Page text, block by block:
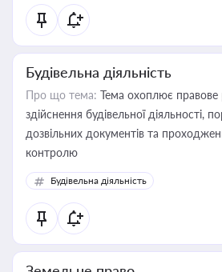
статусу суб'єктів оціночної діяльності
Будівельна діяльність
Про що тема: Тема охоплює правове
здійснення будівельної діяльності,
дозвільних документів та
контролю
Будівельна діяльність